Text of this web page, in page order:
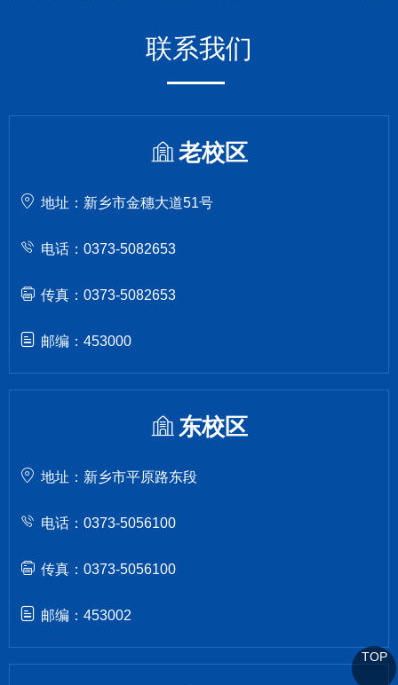
联系我们
老校区
地址：新乡市金穗大道51号
电话：0373-5082653
传真：0373-5082653
邮编：453000
东校区
地址：新乡市平原路东段
电话：0373-5056100
传真：0373-5056100
邮编：453002
TOP